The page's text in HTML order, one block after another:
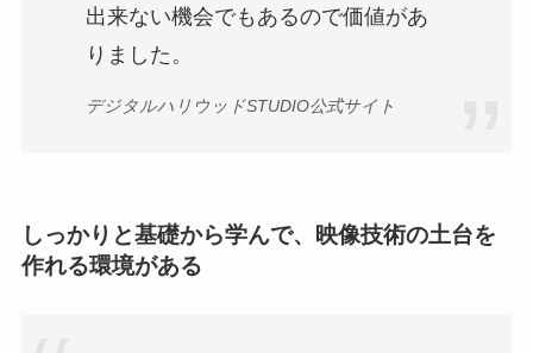
出来ない機会でもあるので価値があ
りました。
デジタルハリウッドSTUDIO公式サイト
しっかりと基礎から学んで、映像技術の土台を
作れる環境がある